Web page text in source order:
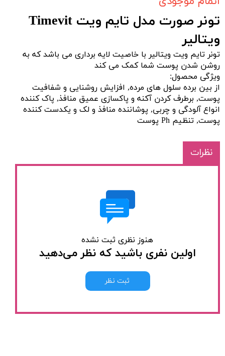
تونر صورت مدل تایم ویت Timevit
ویتالیر
تونر تایم ویت ویتالیر با خاصیت لایه برداری می باشد که به
روشن شدن پوست شما کمک می کند
ویژگی محصول:
از بین برده سلول های مرده, افزایش روشنایی و شفافیت
پوست, برطرف کردن آکنه و پاکسازی عمیق منافذ, پاک کننده
انواع آلودگی و چربی, پوشاننده منافذ و لک و یکدست کننده
پوست, تنظیم Ph پوست
نظرات
هنوز نظری ثبت نشده
اولین نفری باشید که نظر می‌دهید
ثبت نظر